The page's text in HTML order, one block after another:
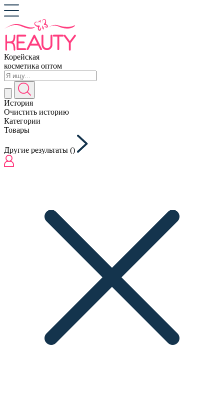
Корейская
косметика оптом
История
Очистить историю
Категории
Товары
Другие результаты ()